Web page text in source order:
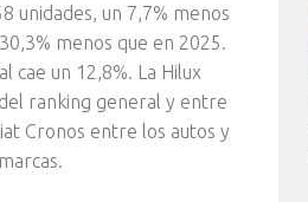
unidades, un 7,7% menos
menos que en 2025.
cae un 12,8%. La Hilux
ranking general y entre
Cronos entre los autos y